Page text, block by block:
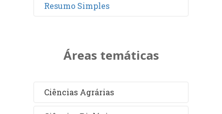
Resumo Simples
Áreas temáticas
Ciências Agrárias